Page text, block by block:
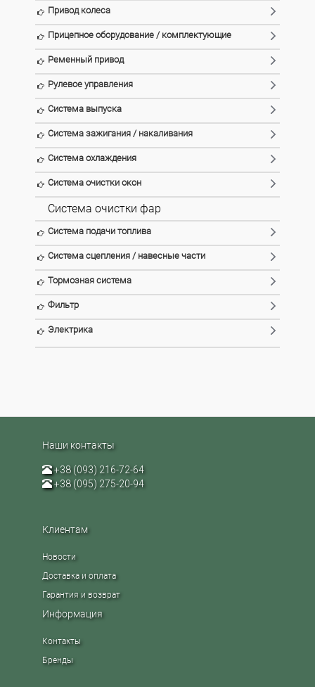
Привод колеса
Прицепное оборудование / комплектующие
Ременный привод
Рулевое управления
Система выпуска
Система зажигания / накаливания
Система охлаждения
Система очистки окон
Система очистки фар
Система подачи топлива
Система сцепления / навесные части
Тормозная система
Фильтр
Электрика
Наши контакты
+38 (093) 216-72-64
+38 (095) 275-20-94
Клиентам
Новости
Доставка и оплата
Гарантия и возврат
Информация
Контакты
Бренды